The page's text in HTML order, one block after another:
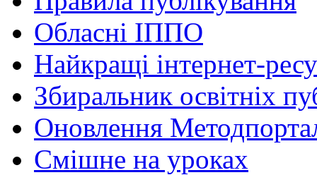
Обласні ІППО
Найкращі інтернет-
Збиральник освітніх
Оновлення
Cмішне на уроках